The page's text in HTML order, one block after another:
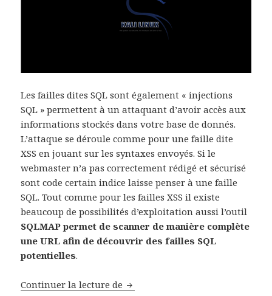
Les failles dites SQL sont également « injections
SQL » permettent à un attaquant d’avoir accès aux
informations stockés dans votre base de donnés.
L’attaque se déroule comme pour une faille dite
XSS en jouant sur les syntaxes envoyés. Si le
webmaster n’a pas correctement rédigé et sécurisé
sont code certain indice laisse penser à une faille
SQL. Tout comme pour les failles XSS il existe
beaucoup de possibilités d’exploitation aussi l’outil
SQLMAP permet de scanner de manière complète
une URL afin de découvrir des failles SQL
potentielles.
Continuer la lecture de Diagnostiquer vos failles SQL